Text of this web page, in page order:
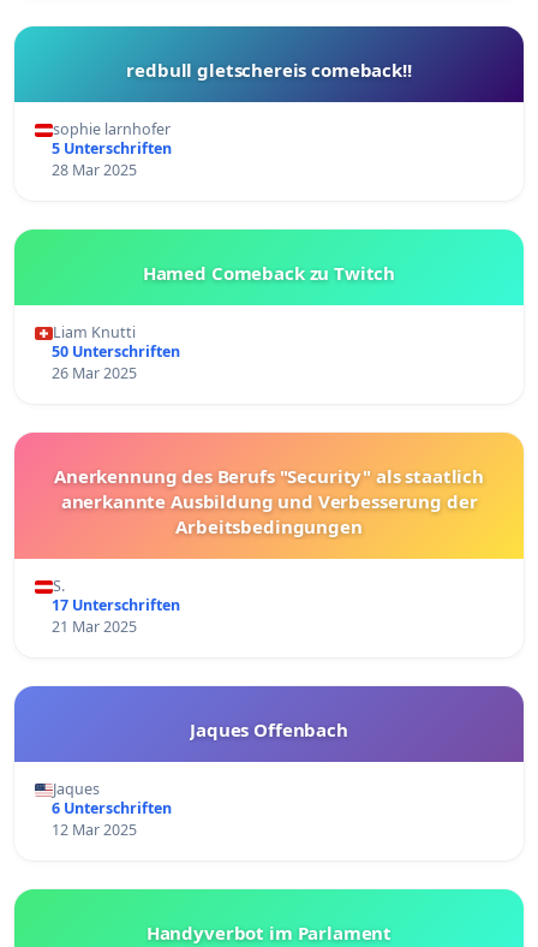
redbull gletschereis comeback!!
sophie larnhofer
5 Unterschriften
28 Mar 2025
Hamed Comeback zu Twitch
Liam Knutti
50 Unterschriften
26 Mar 2025
Anerkennung des Berufs "Security" als staatlich
anerkannte Ausbildung und Verbesserung der
Arbeitsbedingungen
S.
17 Unterschriften
21 Mar 2025
Jaques Offenbach
Jaques
6 Unterschriften
12 Mar 2025
Handyverbot im Parlament